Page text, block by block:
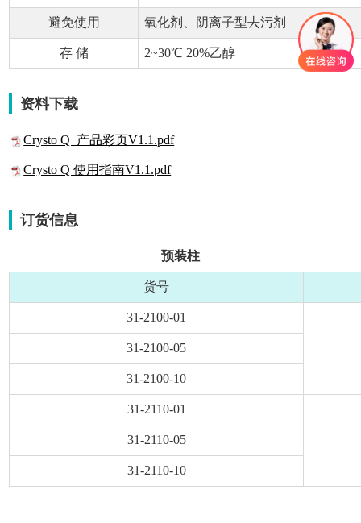
避免使用 氧化剂、阴离子型去污剂
存 储 2~30℃ 20%乙醇
资料下载
Crysto Q 产品彩页V1.1.pdf
Crysto Q 使用指南V1.1.pdf
订货信息
预装柱
货号
31-2100-01
31-2100-05
31-2100-10
31-2110-01
31-2110-05
31-2110-10